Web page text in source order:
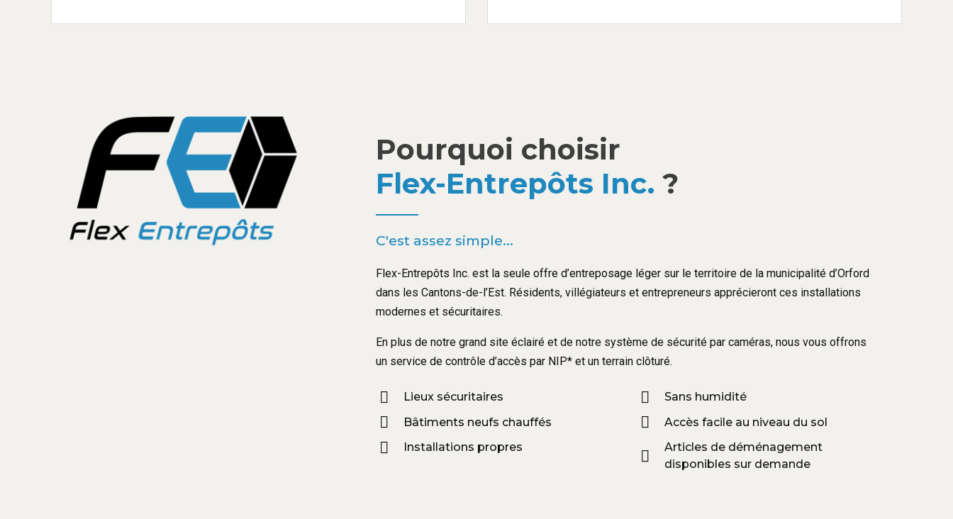
Pourquoi choisir
Flex-Entrepôts Inc. ?
C'est assez simple...
Flex-Entrepôts Inc. est la seule offre d’entreposage léger sur le territoire de la municipalité d’Orford
dans les Cantons-de-l’Est. Résidents, villégiateurs et entrepreneurs apprécieront ces installations
modernes et sécuritaires.
En plus de notre grand site éclairé et de notre système de sécurité par caméras, nous vous offrons
un service de contrôle d’accès par NIP* et un terrain clôturé.
Lieux sécuritaires
Bâtiments neufs chauffés
Installations propres
Sans humidité
Accès facile au niveau du sol
Articles de déménagement
disponibles sur demande